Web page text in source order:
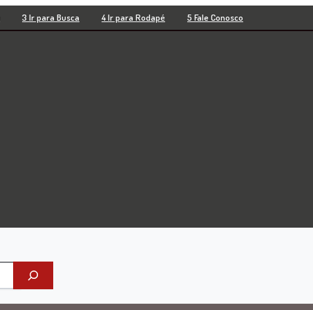
3 Ir para Busca 4 Ir para Rodapé 5 Fale Conosco